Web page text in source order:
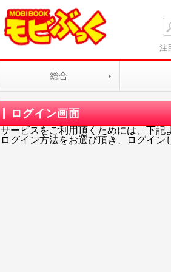
注
総合
ログイン画面
サービスをご利用頂くためには、下記
ログイン方法をお選び頂き、ログイン